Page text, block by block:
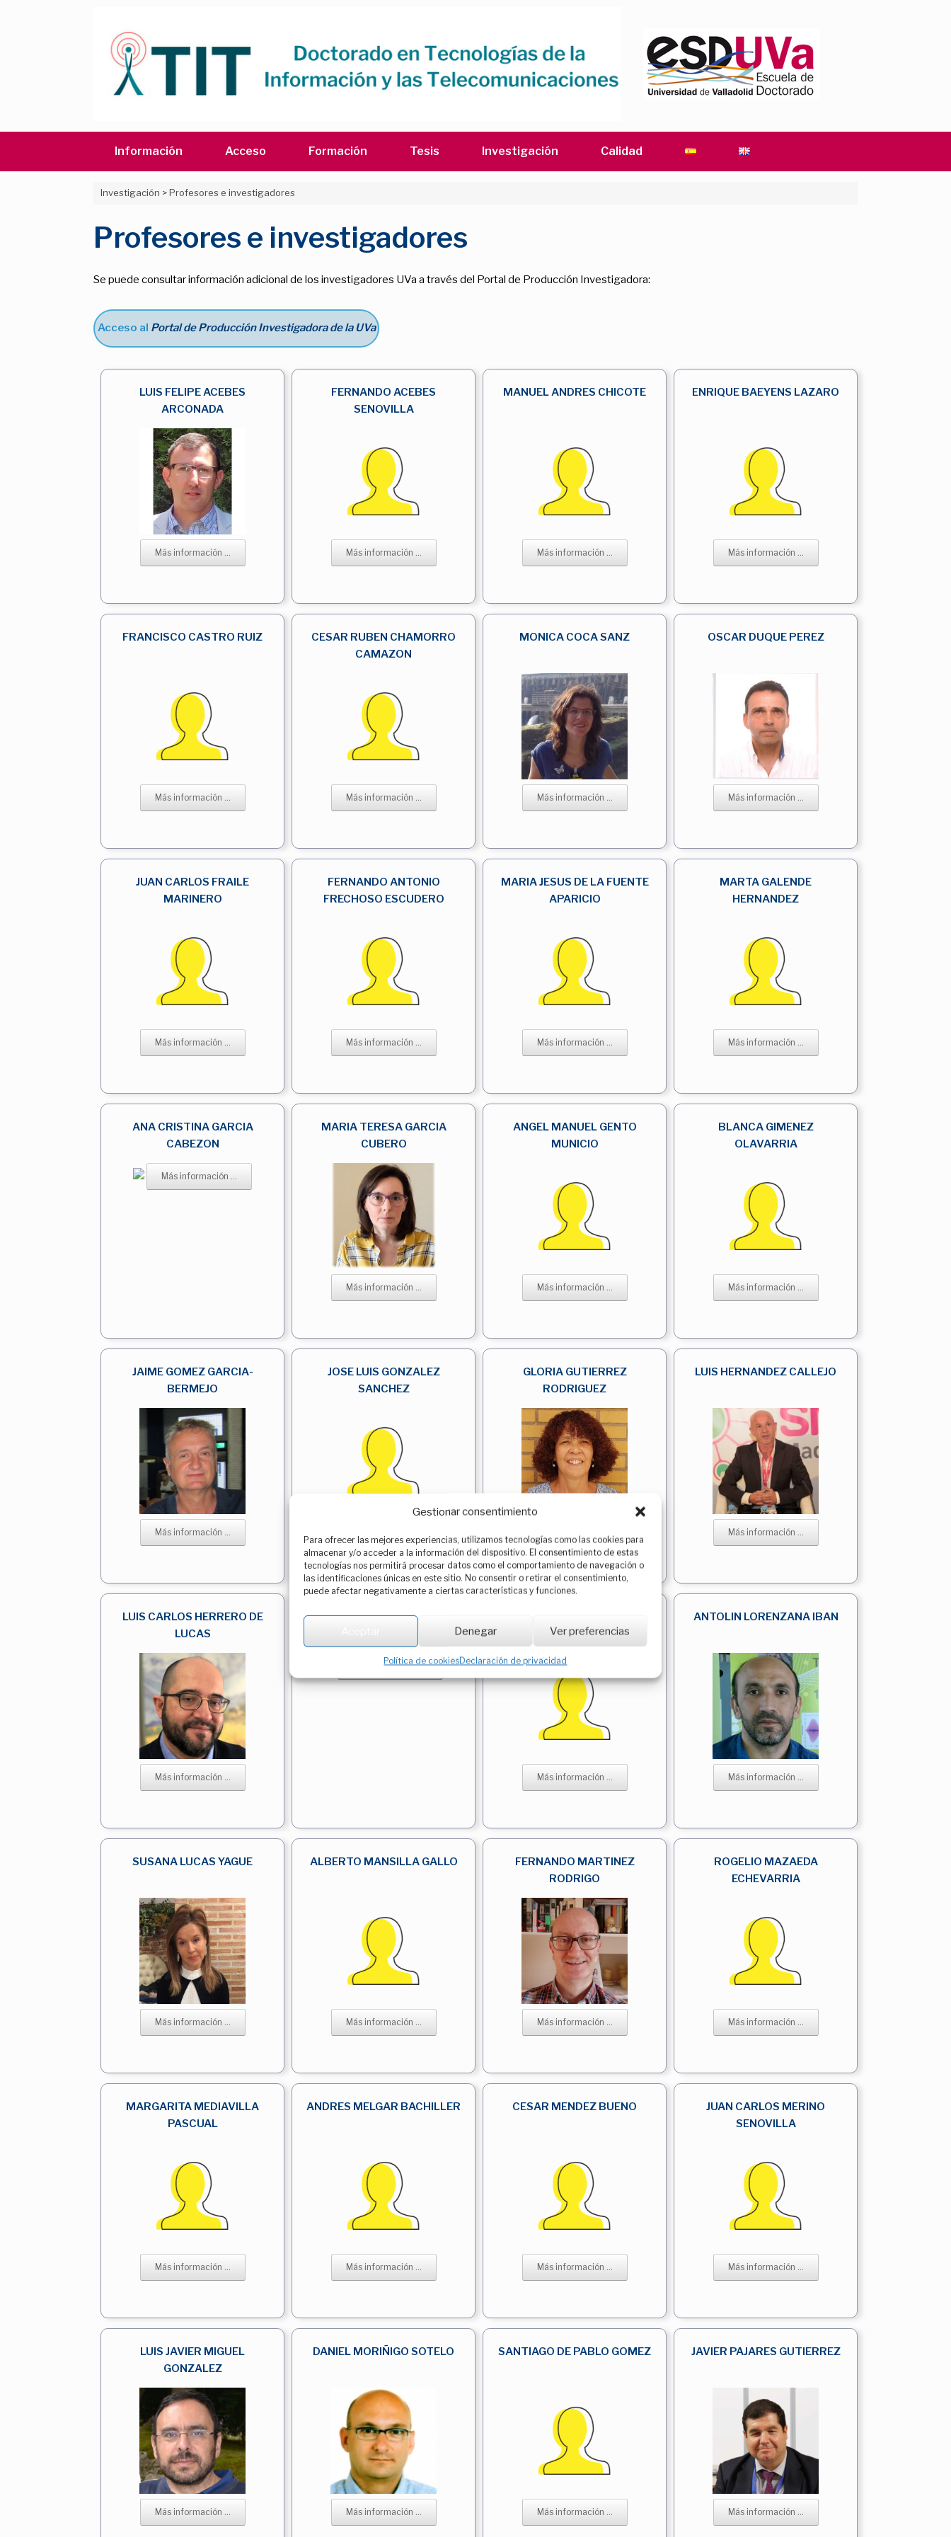
Gestionar consentimiento
Para ofrecer las mejores experiencias, utilizamos tecnologías como las cookies para
almacenar y/o acceder a la información del dispositivo. El consentimiento de estas
tecnologías nos permitirá procesar datos como el comportamiento de navegación o
las identificaciones únicas en este sitio. No consentir o retirar el consentimiento,
puede afectar negativamente a ciertas características y funciones.
Denegar Ver preferencias
Política de cookiesDeclaración de privacidad
Información Acceso Formación Tesis Investigación Calidad
Investigación >Profesores e investigadores
Profesores e investigadores
Se puede consultar información adicional de los investigadores UVa a través del Portal de Producción Investigadora:
Acceso al Portal de Producción Investigadora de la UVa
LUIS FELIPE ACEBES
ARCONADA
Más información ...
FERNANDO ACEBES
SENOVILLA
Más información ...
MANUEL ANDRES CHICOTE
Más información ...
ENRIQUE BAEYENS LAZARO
Más información ...
FRANCISCO CASTRO RUIZ
Más información ...
CESAR RUBEN CHAMORRO
CAMAZON
Más información ...
MONICA COCA SANZ
Más información ...
OSCAR DUQUE PEREZ
Más información ...
JUAN CARLOS FRAILE
MARINERO
Más información ...
FERNANDO ANTONIO
FRECHOSO ESCUDERO
Más información ...
MARIA JESUS DE LA FUENTE
APARICIO
Más información ...
MARTA GALENDE
HERNANDEZ
Más información ...
ANA CRISTINA GARCIA
CABEZON
Más información ...
MARIA TERESA GARCIA
CUBERO
Más información ...
ANGEL MANUEL GENTO
MUNICIO
Más información ...
BLANCA GIMENEZ
OLAVARRIA
Más información ...
JAIME GOMEZ GARCIA-
BERMEJO
Más información ...
JOSE LUIS GONZALEZ
SANCHEZ
GLORIA GUTIERREZ
RODRIGUEZ
Más información ...
LUIS HERNANDEZ CALLEJO
Más información ...
LUIS CARLOS HERRERO DE
LUCAS
Más información ...
SEGISMUNDO SAMUEL
Más información ...
Más información ...
ANTOLIN LORENZANA IBAN
Más información ...
SUSANA LUCAS YAGUE
Más información ...
ALBERTO MANSILLA GALLO
Más información ...
FERNANDO MARTINEZ
RODRIGO
Más información ...
ROGELIO MAZAEDA
ECHEVARRIA
Más información ...
MARGARITA MEDIAVILLA
PASCUAL
Más información ...
ANDRES MELGAR BACHILLER
Más información ...
CESAR MENDEZ BUENO
Más información ...
JUAN CARLOS MERINO
SENOVILLA
Más información ...
LUIS JAVIER MIGUEL
GONZALEZ
Más información ...
DANIEL MORIÑIGO SOTELO
Más información ...
SANTIAGO DE PABLO GOMEZ
Más información ...
JAVIER PAJARES GUTIERREZ
Más información ...